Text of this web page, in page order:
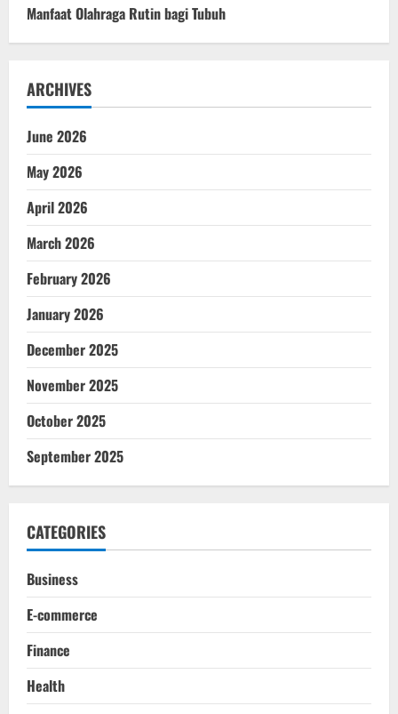
Manfaat Olahraga Rutin bagi Tubuh
ARCHIVES
June 2026
May 2026
April 2026
March 2026
February 2026
January 2026
December 2025
November 2025
October 2025
September 2025
CATEGORIES
Business
E-commerce
Finance
Health